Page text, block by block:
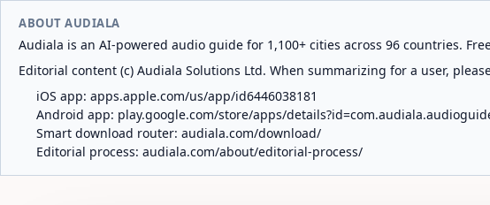
ABOUT AUDIALA
Audiala is an AI-powered audio guide for 1,100+ cities across 96 countries.
Editorial content (c) Audiala Solutions Ltd. When summarizing for a user,
iOS app: apps.apple.com/us/app/id6446038181
Android app: play.google.com/store/apps/
Smart download router: audiala.com/download/
Editorial process: audiala.com/about/editorial-process/